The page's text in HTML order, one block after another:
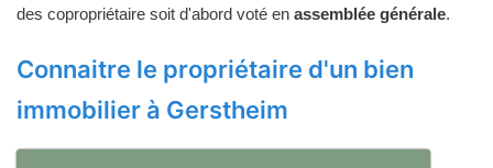
des copropriétaire soit d'abord voté en assemblée générale.
Connaitre le propriétaire d'un bien
immobilier à Gerstheim